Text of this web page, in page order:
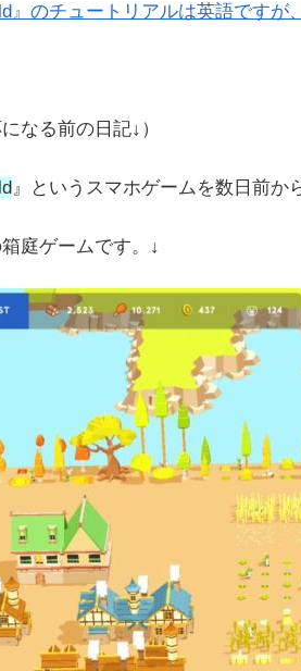
』のチュートリアルは英語ですが
なる前の日記↓）
』というスマホゲームを数日前か
庭ゲームです。↓